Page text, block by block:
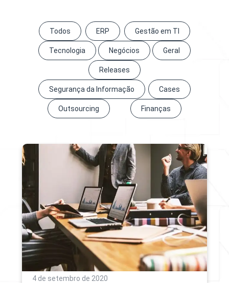
Todos ERP Gestão em TI
Tecnologia Negócios Geral
Releases
Segurança da Informação Cases
Outsourcing Finanças
4 de setembro de 2020